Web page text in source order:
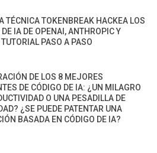
TÉCNICA TOKENBREAK HACKEA LOS
DE IA DE OPENAI, ANTHROPIC Y
PASO A PASO
DE LOS 8 MEJORES
DE CÓDIGO DE IA: ¿UN MILAGRO
O UNA PESADILLA DE
¿SE PUEDE PATENTAR UNA
BASADA EN CÓDIGO DE IA?